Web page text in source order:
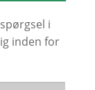
i
inden for